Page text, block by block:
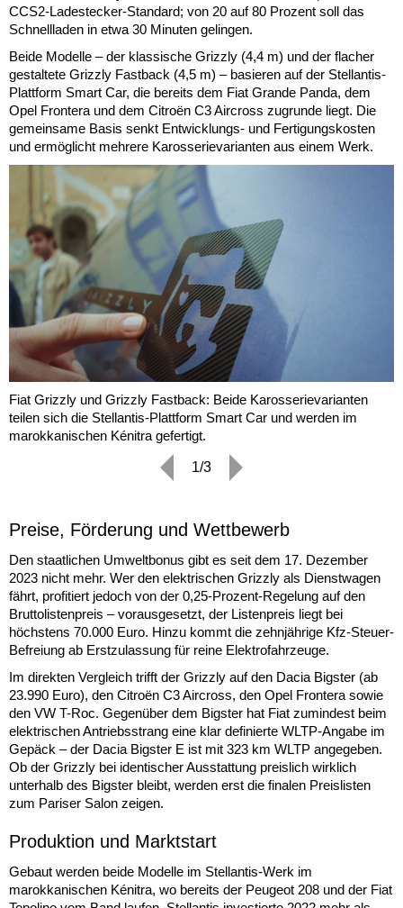
CCS2-Ladestecker-Standard; von 20 auf 80 Prozent soll das
Schnellladen in etwa 30 Minuten gelingen.
Beide Modelle – der klassische Grizzly (4,4 m) und der flacher
gestaltete Grizzly Fastback (4,5 m) – basieren auf der Stellantis-
Plattform Smart Car, die bereits dem Fiat Grande Panda, dem
Opel Frontera und dem Citroën C3 Aircross zugrunde liegt. Die
gemeinsame Basis senkt Entwicklungs- und Fertigungskosten
und ermöglicht mehrere Karosserievarianten aus einem Werk.
Fiat Grizzly und Grizzly Fastback: Beide Karosserievarianten
teilen sich die Stellantis-Plattform Smart Car und werden im
marokkanischen Kénitra gefertigt.
1/3
Preise, Förderung und Wettbewerb
Den staatlichen Umweltbonus gibt es seit dem 17. Dezember
2023 nicht mehr. Wer den elektrischen Grizzly als Dienstwagen
fährt, profitiert jedoch von der 0,25-Prozent-Regelung auf den
Bruttolistenpreis – vorausgesetzt, der Listenpreis liegt bei
höchstens 70.000 Euro. Hinzu kommt die zehnjährige Kfz-Steuer-
Befreiung ab Erstzulassung für reine Elektrofahrzeuge.
Im direkten Vergleich trifft der Grizzly auf den Dacia Bigster (ab
23.990 Euro), den Citroën C3 Aircross, den Opel Frontera sowie
den VW T-Roc. Gegenüber dem Bigster hat Fiat zumindest beim
elektrischen Antriebsstrang eine klar definierte WLTP-Angabe im
Gepäck – der Dacia Bigster E ist mit 323 km WLTP angegeben.
Ob der Grizzly bei identischer Ausstattung preislich wirklich
unterhalb des Bigster bleibt, werden erst die finalen Preislisten
zum Pariser Salon zeigen.
Produktion und Marktstart
Gebaut werden beide Modelle im Stellantis-Werk im
marokkanischen Kénitra, wo bereits der Peugeot 208 und der Fiat